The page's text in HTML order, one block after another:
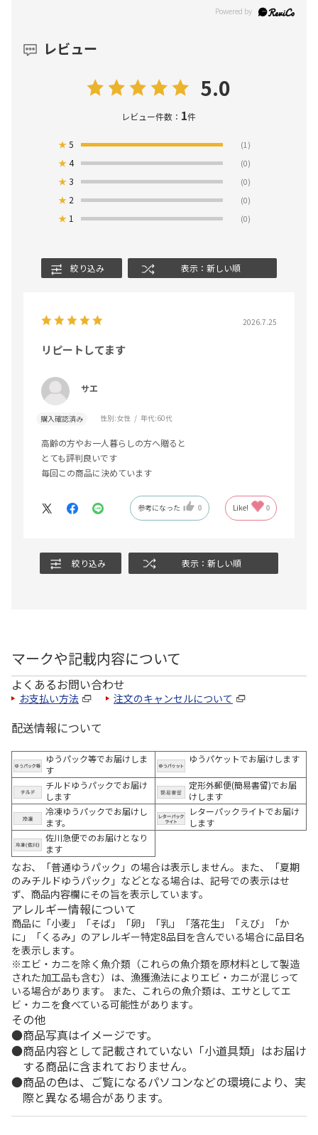
レビュー
5.0
レビュー件数： 1件
★5 (1)
★4 (0)
★3 (0)
★ 2 (0)
★ 1 (0)
絞り込み 表示：新しい順
2026.7.25
リピートしてます
サエ
購入確認済み 性別:女性 年代:60代
高齢の方やお一人暮らしの方へ贈ると
とても評判良いです
毎回この商品に決めています
参考になった 0 Like! 0
絞り込み 表示：新しい順
マークや記載内容について
よくあるお問い合わせ
お支払い方法 注文のキャンセルについて
配送情報について
ゆうパック等でお届けしま
す
ゆうパケットでお届けします
チルドゆうパックでお届け
します
定形外郵便(簡易書留)でお届
けします
冷凍ゆうパックでお届けし
ます。
レターパックライトでお届け
します
佐川急便でのお届けとなり
ます
なお、「普通ゆうパック」の場合は表示しません。また、「夏期
のみチルドゆうパック」などとなる場合は、記号での表示はせ
ず、商品内容欄にその旨を表示しています。
アレルギー情報について
商品に「小麦」「そば」「卵」「乳」「落花生」「えび」「か
に」「くるみ」のアレルギー特定8品目を含んでいる場合に品目名
を表示します。
※エビ・カニを除く魚介類（これらの魚介類を原材料として製造
された加工品も含む）は、漁獲漁法によりエビ・カニが混じって
いる場合があります。 また、これらの魚介類は、エサとしてエ
ビ・カニを食べている可能性があります。
その他
商品写真はイメージです。
商品内容として記載されていない「小道具類」はお届け
する商品に含まれておりません。
商品の色は、ご覧になるパソコンなどの環境により、実
際と異なる場合があります。